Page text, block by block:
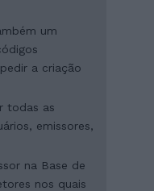
um
a criação
todas as
emissores,
na Base de
nos quais